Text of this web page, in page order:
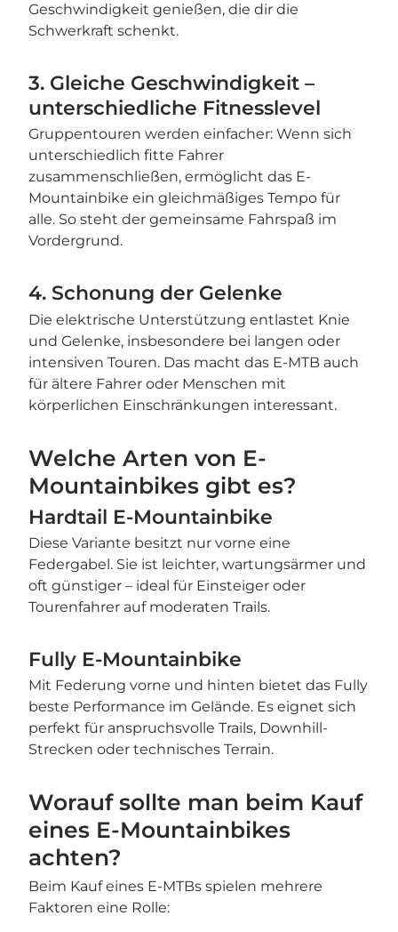
Geschwindigkeit genießen, die dir die
Schwerkraft schenkt.
3. Gleiche Geschwindigkeit –
unterschiedliche Fitnesslevel
Gruppentouren werden einfacher: Wenn sich
unterschiedlich fitte Fahrer
zusammenschließen, ermöglicht das E-
Mountainbike ein gleichmäßiges Tempo für
alle. So steht der gemeinsame Fahrspaß im
Vordergrund.
4. Schonung der Gelenke
Die elektrische Unterstützung entlastet Knie
und Gelenke, insbesondere bei langen oder
intensiven Touren. Das macht das E-MTB auch
für ältere Fahrer oder Menschen mit
körperlichen Einschränkungen interessant.
Welche Arten von E-
Mountainbikes gibt es?
Hardtail E-Mountainbike
Diese Variante besitzt nur vorne eine
Federgabel. Sie ist leichter, wartungsärmer und
oft günstiger – ideal für Einsteiger oder
Tourenfahrer auf moderaten Trails.
Fully E-Mountainbike
Mit Federung vorne und hinten bietet das Fully
beste Performance im Gelände. Es eignet sich
perfekt für anspruchsvolle Trails, Downhill-
Strecken oder technisches Terrain.
Worauf sollte man beim Kauf
eines E-Mountainbikes
achten?
Beim Kauf eines E-MTBs spielen mehrere
Faktoren eine Rolle: